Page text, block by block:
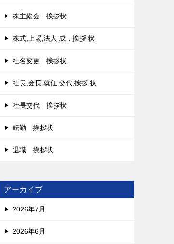
株主総会 挨拶状
株式,上場,法人,成，挨拶,状
社名変更 挨拶状
社長,会長,就任,交代,挨拶,状
社長交代 挨拶状
転勤 挨拶状
退職 挨拶状
アーカイブ
2026年7月
2026年6月